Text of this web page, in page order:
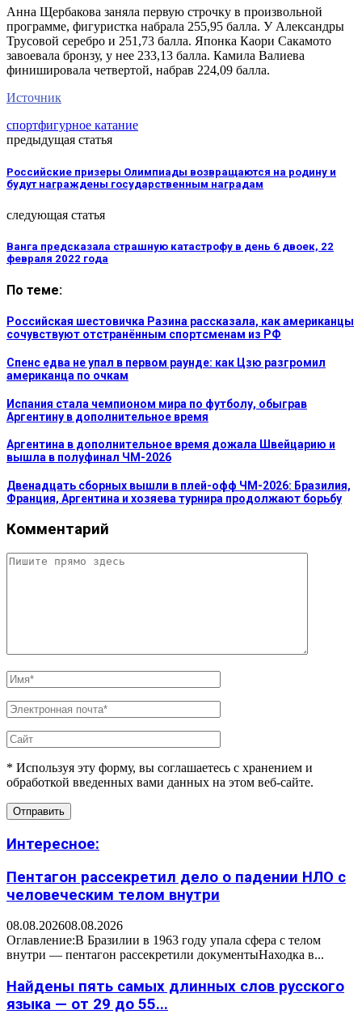
Анна Щербакова заняла первую строчку в произвольной
программе, фигуристка набрала 255,95 балла. У Александры
Трусовой серебро и 251,73 балла. Японка Каори Сакамото
завоевала бронзу, у нее 233,13 балла. Камила Валиева
финишировала четвертой, набрав 224,09 балла.
Источник
спортфигурное катание
предыдущая статья
Российские призеры Олимпиады возвращаются на родину и
будут награждены государственным наградам
следующая статья
Ванга предсказала страшную катастрофу в день 6 двоек, 22
февраля 2022 года
По теме:
Российская шестовичка Разина рассказала, как американцы
сочувствуют отстранённым спортсменам из РФ
Спенс едва не упал в первом раунде: как Цзю разгромил
американца по очкам
Испания стала чемпионом мира по футболу, обыграв
Аргентину в дополнительное время
Аргентина в дополнительное время дожала Швейцарию и
вышла в полуфинал ЧМ-2026
Двенадцать сборных вышли в плей-офф ЧМ-2026: Бразилия,
Франция, Аргентина и хозяева турнира продолжают борьбу
Комментарий
* Используя эту форму, вы соглашаетесь с хранением и
обработкой введенных вами данных на этом веб-сайте.
Интересное:
Пентагон рассекретил дело о падении НЛО с
человеческим телом внутри
08.08.202608.08.2026
Оглавление:В Бразилии в 1963 году упала сфера с телом
внутри — пентагон рассекретили документыНаходка в...
Найдены пять самых длинных слов русского
языка — от 29 до 55...